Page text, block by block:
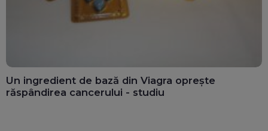
Un ingredient de bază din Viagra oprește
răspândirea cancerului - studiu